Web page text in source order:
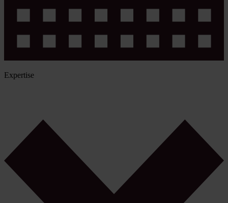
Expertise